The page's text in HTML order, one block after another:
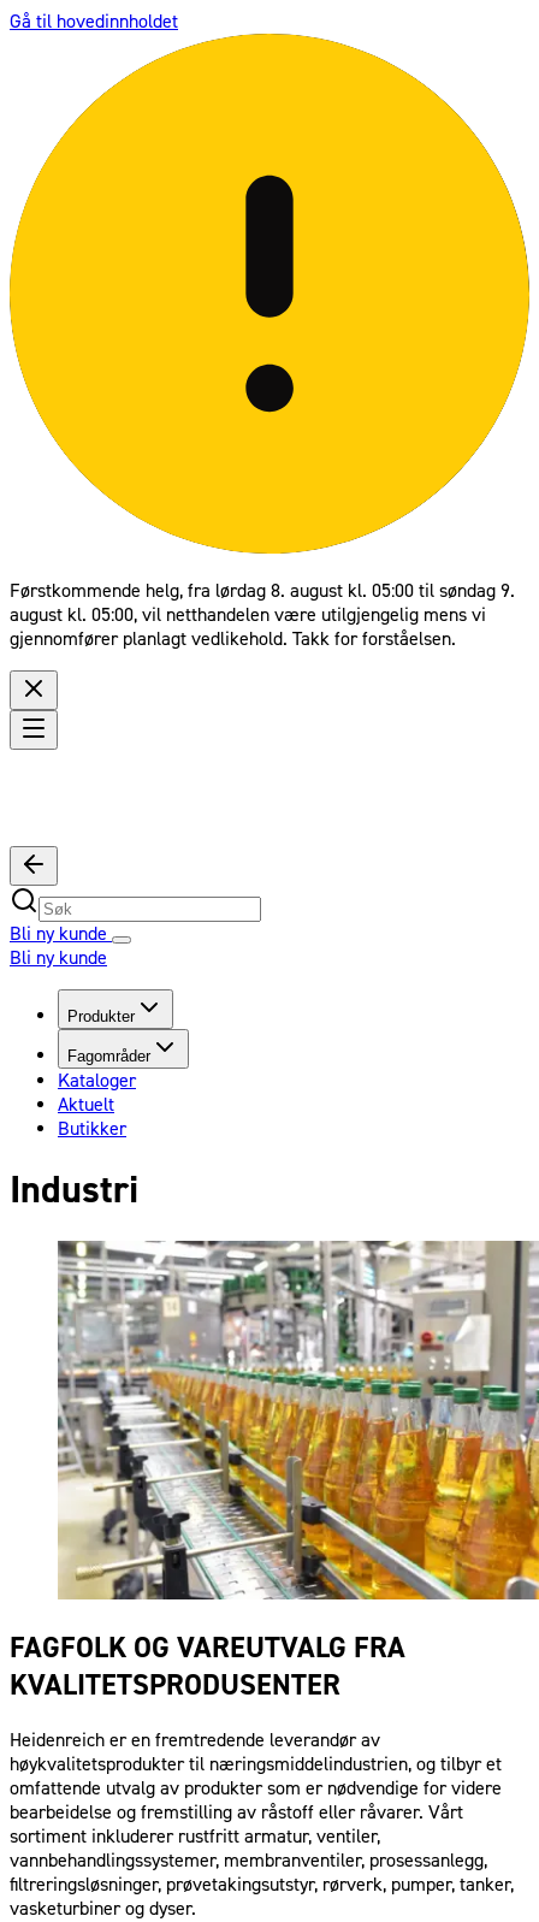
Gå til hovedinnholdet
Førstkommende helg, fra lørdag 8. august kl. 05:00 til søndag 9.
august kl. 05:00, vil netthandelen være utilgjengelig mens vi
gjennomfører planlagt vedlikehold. Takk for forståelsen.
Bli ny kunde
Bli ny kunde
Produkter
Fagområder
Kataloger
Aktuelt
Butikker
Industri
FAGFOLK OG VAREUTVALG FRA
KVALITETSPRODUSENTER
Heidenreich er en fremtredende leverandør av
høykvalitetsprodukter til næringsmiddelindustrien, og tilbyr et
omfattende utvalg av produkter som er nødvendige for videre
bearbeidelse og fremstilling av råstoff eller råvarer. Vårt
sortiment inkluderer rustfritt armatur, ventiler,
vannbehandlingssystemer, membranventiler, prosessanlegg,
filtreringsløsninger, prøvetakingsutstyr, rørverk, pumper, tanker,
vasketurbiner og dyser.